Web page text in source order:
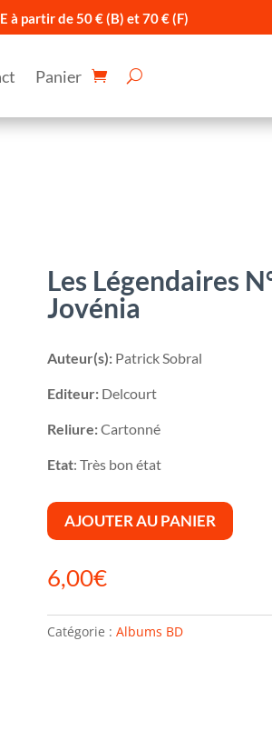
à partir de 50 € (B) et 70 € (F)
Panier
Les Légendaires
Jovénia
Auteur(s):Patrick Sobral
Editeur:Delcourt
Reliure:Cartonné
Etat: Très bon état
AJOUTER AU PANIER
6,00€
Catégorie : Albums BD